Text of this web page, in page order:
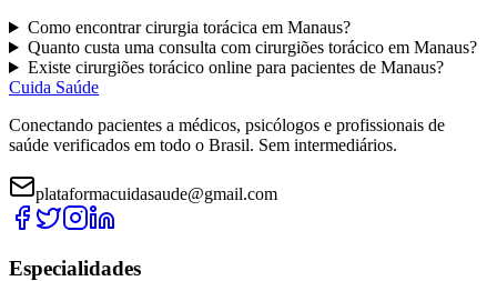
Como encontrarcirurgia torácica em Manaus?
Quanto custa uma consulta com cirurgiões torácicoem Manaus?
Existe cirurgiões torácicoonline para pacientes de Manaus?
Cuida Saúde
Conectando pacientes a médicos, psicólogos e profissionais de
saúde verificados em todo o Brasil. Sem intermediários.
plataformacuidasaude@gmail.com
Especialidades